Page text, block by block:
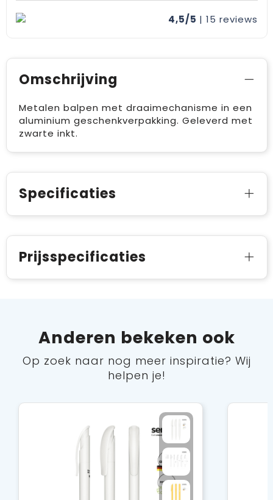
4,5/5 | 15 reviews
Omschrijving
Metalen balpen met draaimechanisme in een
aluminium geschenkverpakking. Geleverd met
zwarte inkt.
Specificaties
Prijsspecificaties
Anderen bekeken ook
Op zoek naar nog meer inspiratie? Wij
helpen je!